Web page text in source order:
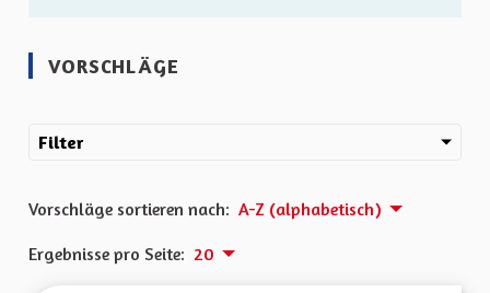
VORSCHLÄGE
Filter
Vorschläge sortieren nach: A-Z (alphabetisch)
Ergebnisse pro Seite: 20